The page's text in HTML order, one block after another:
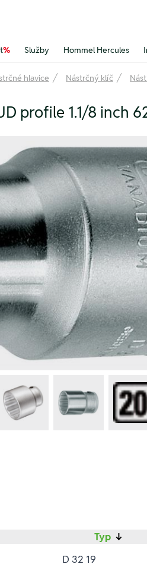
% Služby Hommel Hercules
hlavice Nástrčný klíč
profile 1.1/8 inch
Typ ↓
D 32 19